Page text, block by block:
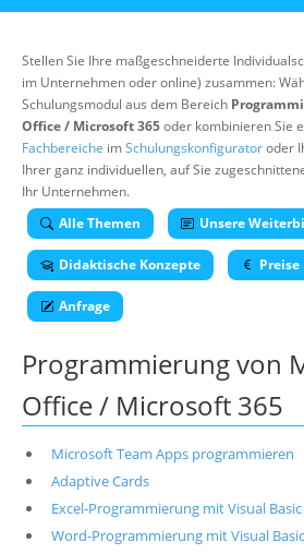
Über uns
Suche
Stellen Sie Ihre maßgeschneiderte
im Unternehmen oder online) zusammen:
Schulungsmodul aus dem Bereich
Office / Microsoft 365oder kombinieren Sie
Fachbereiche imSchulungskonfiguratoroder
Ihrer ganz individuellen, auf Sie
Ihr Unternehmen.
Alle Themen
Unsere
Didaktische Konzepte Preise
Anfrage
Programmierung von
Office / Microsoft 365
Microsoft Team Apps programmieren
Adaptive Cards
Excel-Programmierung mit Visual
Word-Programmierung mit Visual